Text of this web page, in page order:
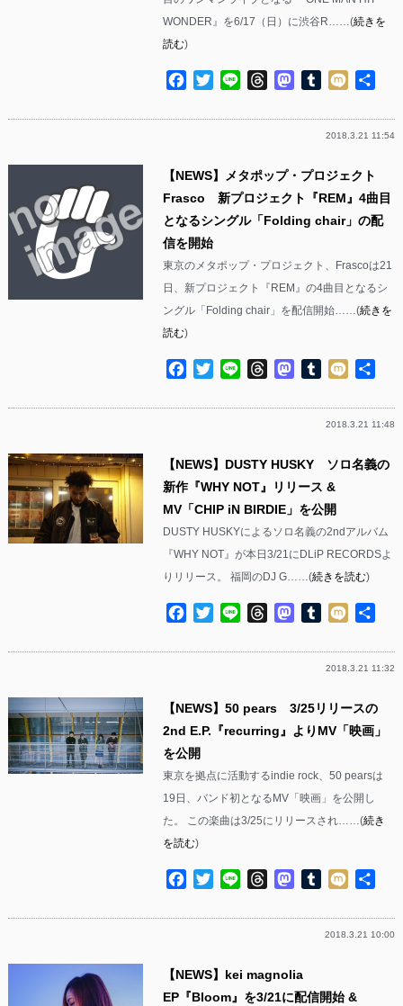
WONDER』を6/17（日）に渋谷R……(続きを
読む)
Facebook
TwitterLine ThreadsMastodon
Tumblr
Mixi
2018.3.21 11:54
【NEWS】メタポップ・プロジェクト
Frasco 新プロジェクト『REM』4曲目
となるシングル「Folding chair」の配
信を開始
東京のメタポップ・プロジェクト、Frascoは21
日、新プロジェクト『REM』の4曲目となるシ
ングル「Folding chair」を配信開始……(続きを
読む)
Facebook
TwitterLine ThreadsMastodon
Tumblr
Mixi
2018.3.21 11:48
【NEWS】DUSTY HUSKY ソロ名義の
新作『WHY NOT』リリース &
MV「CHIP iN BIRDIE」を公開
DUSTY HUSKYによるソロ名義の2ndアルバム
『WHY NOT』が本日3/21にDLiP RECORDSよ
りリリース。 福岡のDJ G……(続きを読む)
Facebook
TwitterLine ThreadsMastodon
Tumblr
Mixi
2018.3.21 11:32
【NEWS】50 pears 3/25リリースの
2nd E.P.『recurring』よりMV「映画」
を公開
東京を拠点に活動するindie rock、50 pearsは
19日、バンド初となるMV「映画」を公開し
た。 この楽曲は3/25にリリースされ……(続き
を読む)
Facebook
TwitterLine ThreadsMastodon
Tumblr
Mixi
2018.3.21 10:00
【NEWS】kei magnolia
EP『Bloom』を3/21に配信開始 &